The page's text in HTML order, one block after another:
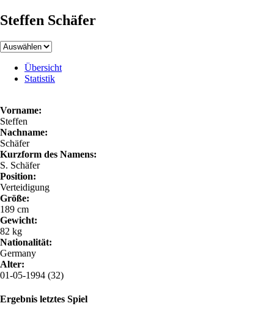
Steffen Schäfer
Übersicht
Statistik
Vorname:
Steffen
Nachname:
Schäfer
Kurzform des Namens:
S. Schäfer
Position:
Verteidigung
Größe:
189 cm
Gewicht:
82 kg
Nationalität:
Germany
Alter:
01-05-1994 (32)
Ergebnis letztes Spiel